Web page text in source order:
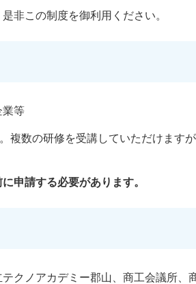
非この制度を御利用ください。
業等
複数の研修を受講していただけます
申請する必要があります。
クノアカデミー郡山、商工会議所、